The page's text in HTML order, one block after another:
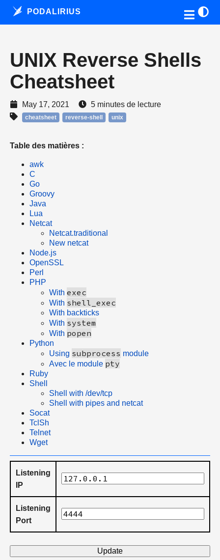
PODALIRIUS
UNIX Reverse Shells
Cheatsheet
May 17, 2021 5 minutes de lecture
cheatsheet reverse-shell unix
Table des matières :
awk
C
Go
Groovy
Java
Lua
Netcat
Netcat.traditional
New netcat
Node.js
OpenSSL
Perl
PHP
With exec
With shell_exec
With backticks
With system
With popen
Python
Using subprocess module
Avec le module pty
Ruby
Shell
Shell with /dev/tcp
Shell with pipes and netcat
Socat
TclSh
Telnet
Wget
Listening
IP
Listening
Port
Update